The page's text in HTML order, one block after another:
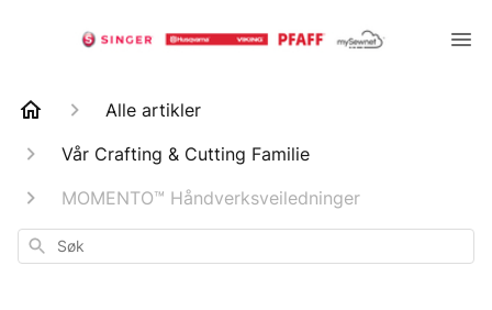
Alle artikler
Vår Crafting & Cutting Familie
MOMENTO™ Håndverksveiledninger
Søk